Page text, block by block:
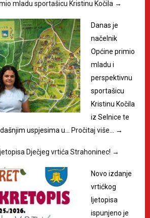
mladu sportašicu Kristinu Kočila →
Danas je
načelnik
Općine primio
mladu i
perspektivnu
sportašicu
Kristinu Kočila
iz Selnice te
uspjesima u… Pročitaj više… →
Dječjeg vrtića Strahoninec! →
Novo izdanje
vrtićkog
ljetopisa
ispunjeno je